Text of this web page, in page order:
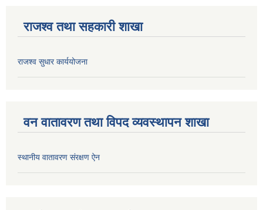
राजश्व तथा सहकारी शाखा
राजश्व सुधार कार्ययोजना
वन वातावरण तथा विपद व्यवस्थापन शाखा
स्थानीय वातावरण संरक्षण ऐन